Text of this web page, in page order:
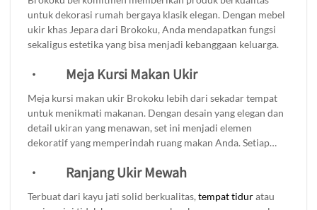
juga menjadi elemen dekoratif yang menawan.
untuk dekorasi rumah bergaya klasik elegan. Dengan mebel
ukir khas Jepara dari Brokoku, Anda mendapatkan fungsi
sekaligus estetika yang bisa menjadi kebanggaan keluarga.
· Meja Kursi Makan Ukir
Meja kursi makan ukir Brokoku lebih dari sekadar tempat
untuk menikmati makanan. Dengan desain yang elegan dan
detail ukiran yang menawan, set ini menjadi elemen
dekoratif yang memperindah ruang makan Anda. Setiap
yang berkelas, menciptakan atmosfer yang hangat dan
gunakan saat berkumpul dengan keluarga atau teman, tetapi
· Ranjang Ukir Mewah
Terbuat dari kayu jati solid berkualitas,tempat tiduratau